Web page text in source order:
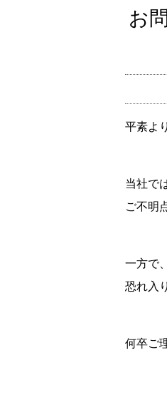
お
平素よ
当社で
ご不明
一方で、
恐れ入
何卒ご